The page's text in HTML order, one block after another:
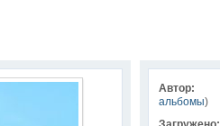
Автор:
альбомы)